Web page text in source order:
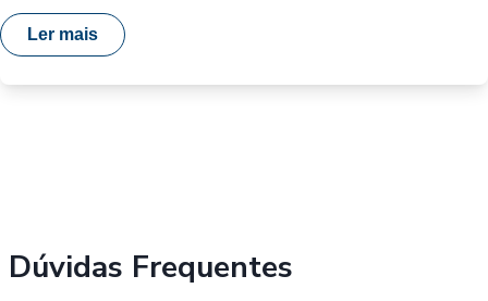
Ler mais
Dúvidas Frequentes